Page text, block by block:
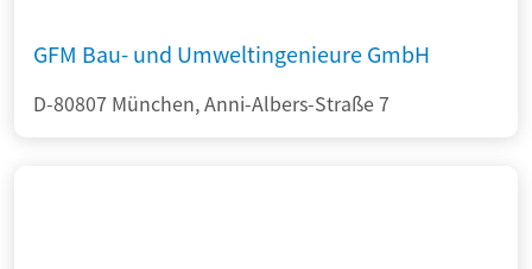
GFM Bau- und Umweltingenieure GmbH
D-80807 München, Anni-Albers-Straße 7